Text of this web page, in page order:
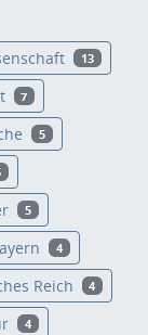
13
7
5
5
4
Reich 4
4